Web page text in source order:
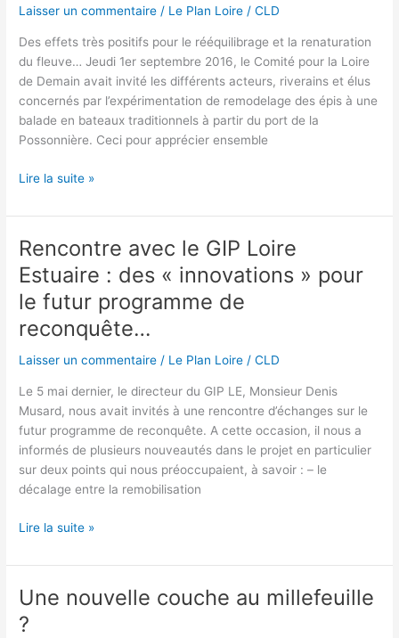
le
du
seuil
de
Bellevue
Laisser un commentaire / Le Plan Loire /CLD
Des effets très positifs pour le rééquilibrage et la renaturation
du fleuve… Jeudi 1er septembre 2016, le Comité pour la Loire
de Demain avait invité les différents acteurs, riverains et élus
concernés par l’expérimentation de remodelage des épis à une
balade en bateaux traditionnels à partir du port de la
Possonnière. Ceci pour apprécier ensemble
1/09/2016
Visite
sur
sur
l’expérimentation
de
remodelage
des
Lire la suite »
Rencontre avec le GIP Loire
Estuaire : des « innovations » pour
le futur programme de
reconquête…
Laisser un commentaire / Le Plan Loire /CLD
Le 5 mai dernier, le directeur du GIP LE, Monsieur Denis
Musard, nous avait invités à une rencontre d’échanges sur le
futur programme de reconquête. A cette occasion, il nous a
informés de plusieurs nouveautés dans le projet en particulier
sur deux points qui nous préoccupaient, à savoir : – le
décalage entre la remobilisation
Rencontre
le
Loire
Estuaire
Lire la suite »
Une nouvelle couche au millefeuille
?